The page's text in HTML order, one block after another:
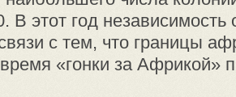
В этот год независимость
с тем, что границы
«гонки за Африкой»